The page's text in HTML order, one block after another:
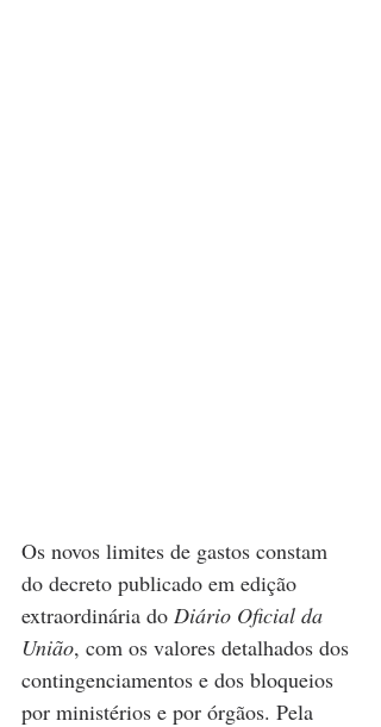
Os novos limites de gastos constam
do decreto publicado em edição
extraordinária do Diário Oficial da
União, com os valores detalhados dos
contingenciamentos e dos bloqueios
por ministérios e por órgãos. Pela